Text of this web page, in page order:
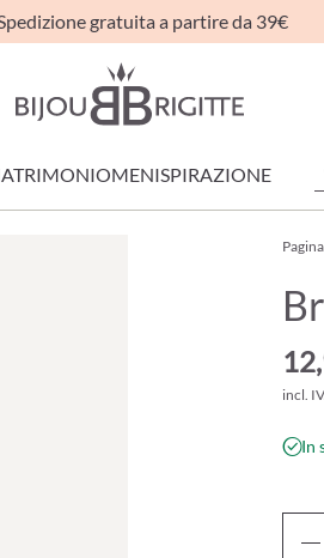
gratuita a partire da 39€
MENISPIRAZIONE
incl.
In